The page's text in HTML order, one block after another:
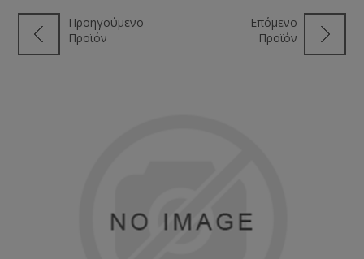
Προηγούμενο
Προϊόν
Επόμενο
Προϊόν